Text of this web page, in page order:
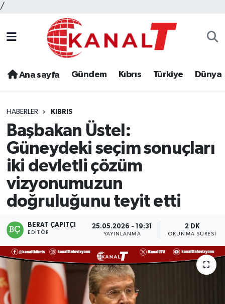
/
Ana sayfa Gündem Kıbrıs Türkiye Dünya
HABERLER KIBRIS
Başbakan Üstel:
Güneydeki seçim sonuçları
iki devletli çözüm
vizyonumuzun
doğruluğunu teyit etti
BERAT ÇAPITÇI
EDITÖR
25.05.2026 - 19:31
YAYINLANMA
2 DK
OKUNMA SÜRESI